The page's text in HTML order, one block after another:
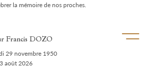
Ouvrir/
la mémoire de nos proches.
Francis DOZO
29 novembre 1950
août 2026